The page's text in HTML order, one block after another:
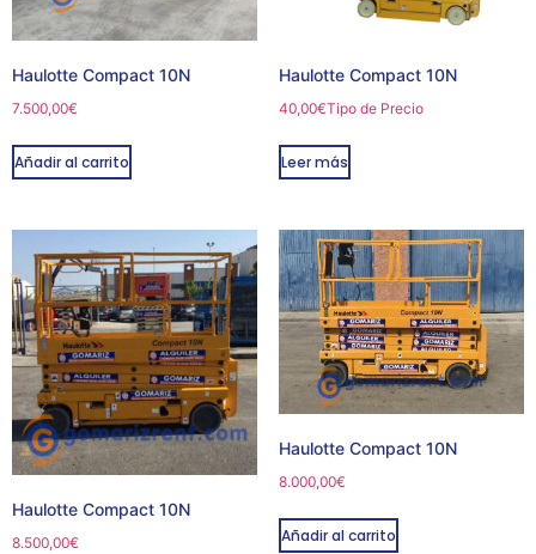
Haulotte Compact 10N
7.500,00€
Añadir al carrito
Haulotte Compact 10N
40,00€Tipo de Precio
Leer más
Haulotte Compact 10N
8.500,00€
Haulotte Compact 10N
8.000,00€
Añadir al carrito